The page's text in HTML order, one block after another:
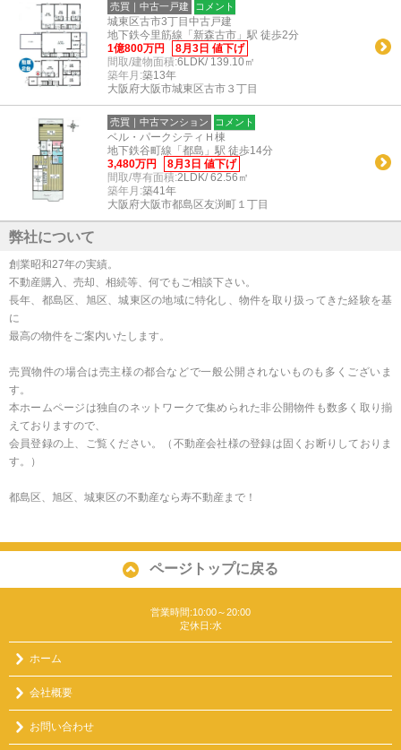
売買｜中古一戸建 コメント
城東区古市3丁目中古戸建
地下鉄今里筋線「新森古市」駅 徒歩2分
1億800万円
8月3日 値下げ
間取/建物面積:6LDK/ 139.10㎡
築年月:築13年
大阪府大阪市城東区古市３丁目
売買｜中古マンション コメント
ベル・パークシティＨ棟
地下鉄谷町線「都島」駅 徒歩14分
3,480万円
8月3日 値下げ
間取/専有面積:2LDK/ 62.56㎡
築年月:築41年
大阪府大阪市都島区友渕町１丁目
弊社について
創業昭和27年の実績。
不動産購入、売却、相続等、何でもご相談下さい。
長年、都島区、旭区、城東区の地域に特化し、物件を取り扱ってきた経験を基
に
最高の物件をご案内いたします。
売買物件の場合は売主様の都合などで一般公開されないものも多くございま
す。
本ホームページは独自のネットワークで集められた非公開物件も数多く取り揃
えておりますので、
会員登録の上、ご覧ください。（不動産会社様の登録は固くお断りしておりま
す。）
都島区、旭区、城東区の不動産なら寿不動産まで！
ページトップに戻る
営業時間:10:00～20:00
定休日:水
ホーム
会社概要
お問い合わせ